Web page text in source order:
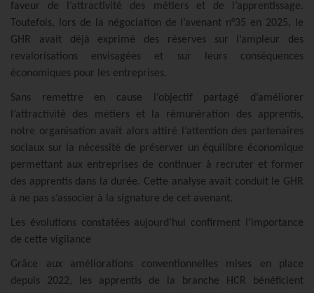
faveur de l’attractivité des métiers et de l’apprentissage.
Toutefois, lors de la négociation de l’avenant n°35 en 2025, le
GHR avait déjà exprimé des réserves sur l’ampleur des
revalorisations envisagées et sur leurs conséquences
économiques pour les entreprises.
Sans remettre en cause l’objectif partagé d’améliorer
l’attractivité des métiers et la rémunération des apprentis,
notre organisation avait alors attiré l’attention des partenaires
sociaux sur la nécessité de préserver un équilibre économique
permettant aux entreprises de continuer à recruter et former
des apprentis dans la durée. Cette analyse avait conduit le GHR
à ne pas s’associer à la signature de cet avenant.
Les évolutions constatées aujourd’hui confirment l’importance
de cette vigilance
Grâce aux améliorations conventionnelles mises en place
depuis 2022, les apprentis de la branche HCR bénéficient